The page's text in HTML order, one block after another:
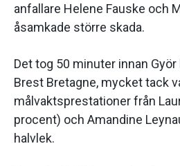
anfallare Helene Fauske och
åsamkade större skada.
Det tog 50 minuter innan
Brest Bretagne, mycket tack
målvaktsprestationer från
procent) och Amandine
halvlek.